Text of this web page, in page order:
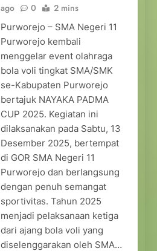
ago
0 2 mins
Purworejo – SMA Negeri 11
Purworejo kembali
menggelar event olahraga
bola voli tingkat SMA/SMK
se-Kabupaten Purworejo
bertajuk NAYAKA PADMA
CUP 2025. Kegiatan ini
dilaksanakan pada Sabtu, 13
Desember 2025, bertempat
di GOR SMA Negeri 11
Purworejo dan berlangsung
dengan penuh semangat
sportivitas. Tahun 2025
menjadi pelaksanaan ketiga
dari ajang bola voli yang
diselenggarakan oleh SMA…